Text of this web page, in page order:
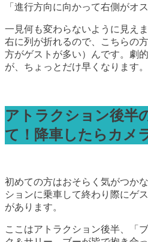
「進行方向に向かって右側がオ
一見何も変わらないように見え
右に列が折れるので、こちらの
方がゲストが多い）んです。劇
が、ちょっとだけ早くなります。
アトラクション後半
て！降車したらカメ
初めての方はおそらく気がつか
ションに乗車して終わり際にゲ
があります。
ここはアトラクション後半、「